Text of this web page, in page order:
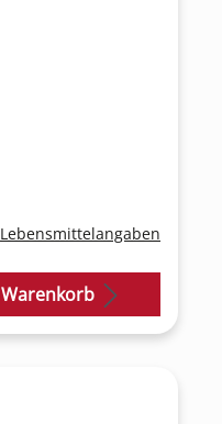
Lebensmittelangaben
Warenkorb